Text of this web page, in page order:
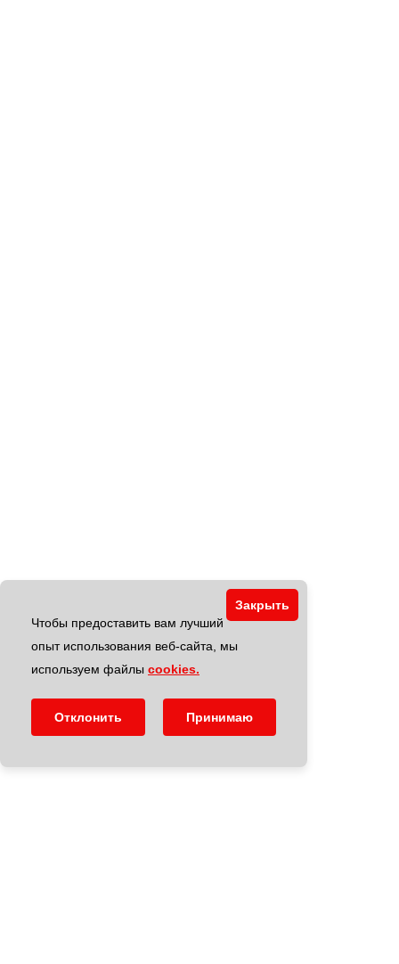
Закрыть
Чтобы предоставить вам лучший
опыт использования веб-сайта, мы
используем файлы cookies.
Отклонить Принимаю